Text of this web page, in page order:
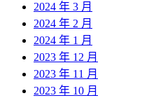
2024 年 3 月
2024 年 2 月
2024 年 1 月
2023 年 12 月
2023 年 11 月
2023 年 10 月